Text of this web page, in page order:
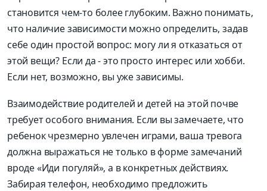
становится чем-то более глубоким. Важно понимать,
что наличие зависимости можно определить, задав
себе один простой вопрос: могу ли я отказаться от
этой вещи? Если да - это просто интерес или хобби.
Если нет, возможно, вы уже зависимы.
Взаимодействие родителей и детей на этой почве
требует особого внимания. Если вы замечаете, что
ребенок чрезмерно увлечен играми, ваша тревога
должна выражаться не только в форме замечаний
вроде «Иди погуляй», а в конкретных действиях.
Забирая телефон, необходимо предложить